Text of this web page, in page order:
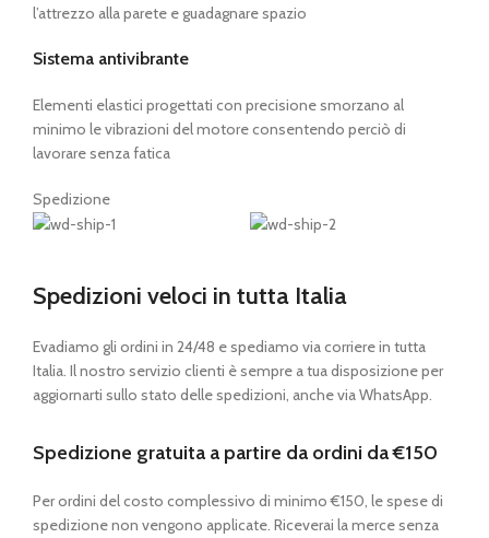
l’attrezzo alla parete e guadagnare spazio
Sistema antivibrante
Elementi elastici progettati con precisione smorzano al
minimo le vibrazioni del motore consentendo perciò di
lavorare senza fatica
Spedizione
Spedizioni veloci in tutta Italia
Evadiamo gli ordini in 24/48 e spediamo via corriere in tutta
Italia. Il nostro servizio clienti è sempre a tua disposizione per
aggiornarti sullo stato delle spedizioni, anche via WhatsApp.
Spedizione gratuita a partire da ordini da €150
Per ordini del costo complessivo di minimo €150, le spese di
spedizione non vengono applicate. Riceverai la merce senza